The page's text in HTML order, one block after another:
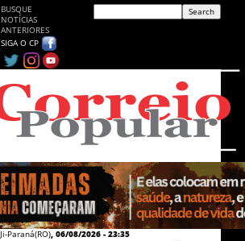
BUSQUE
NOTÍCIAS
ANTERIORES
SIGA O CP
Ji-Paraná(RO), 06/08/2026 - 23:35